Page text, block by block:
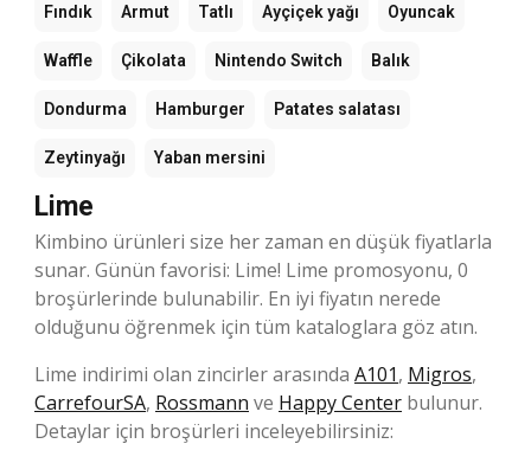
Fındık Armut Tatlı Ayçiçek yağı Oyuncak
Waffle Çikolata Nintendo Switch Balık
Dondurma Hamburger Patates salatası
Zeytinyağı Yaban mersini
Lime
Kimbino ürünleri size her zaman en düşük fiyatlarla
sunar. Günün favorisi: Lime! Lime promosyonu, 0
broşürlerinde bulunabilir. En iyi fiyatın nerede
olduğunu öğrenmek için tüm kataloglara göz atın.
Lime indirimi olan zincirler arasında A101, Migros,
CarrefourSA, Rossmann ve Happy Center bulunur.
Detaylar için broşürleri inceleyebilirsiniz: